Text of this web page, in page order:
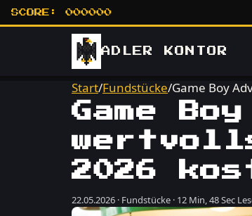
SCORE: 000000
ADLER KONTOR
Start/Fundstücke/Game Boy
Game
2026
22.05.2026 · Fundstücke · 12 Min, 48 Sec